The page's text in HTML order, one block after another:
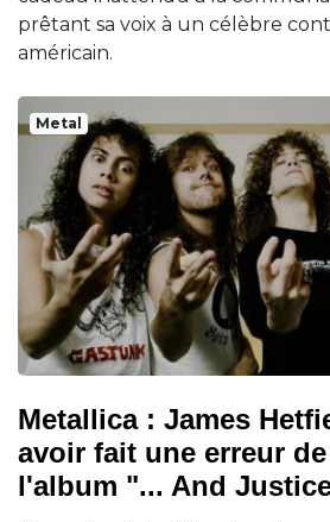
prêtant sa voix à un célèbre
américain.
Metal
Metallica : James
avoir fait une erreur
l'album "... And